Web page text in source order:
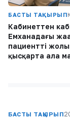
БАСТЫ ТАҚЫРЫП
Кабинеттен
Емханадағы
пациенттің
қысқарта ала
БАСТЫ ТАҚЫРЫП